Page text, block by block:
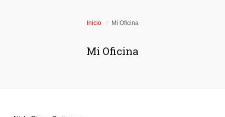
Inicio Mi Oficina
Mi Oficina